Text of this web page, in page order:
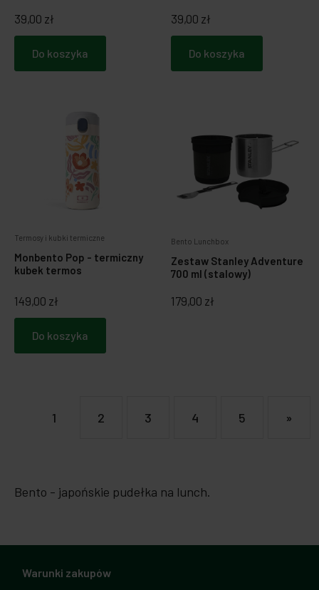
39,00 zł
Do koszyka
39,00 zł
Do koszyka
Termosy i kubki termiczne
Monbento Pop - termiczny
kubek termos
149,00 zł
Do koszyka
Bento Lunchbox
Zestaw Stanley Adventure
700 ml (stalowy)
179,00 zł
1 2 3 4 5 »
Bento - japońskie pudełka na lunch.
Warunki zakupów